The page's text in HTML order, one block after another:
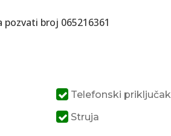
broj 065216361
Telefonski priključak
Struja